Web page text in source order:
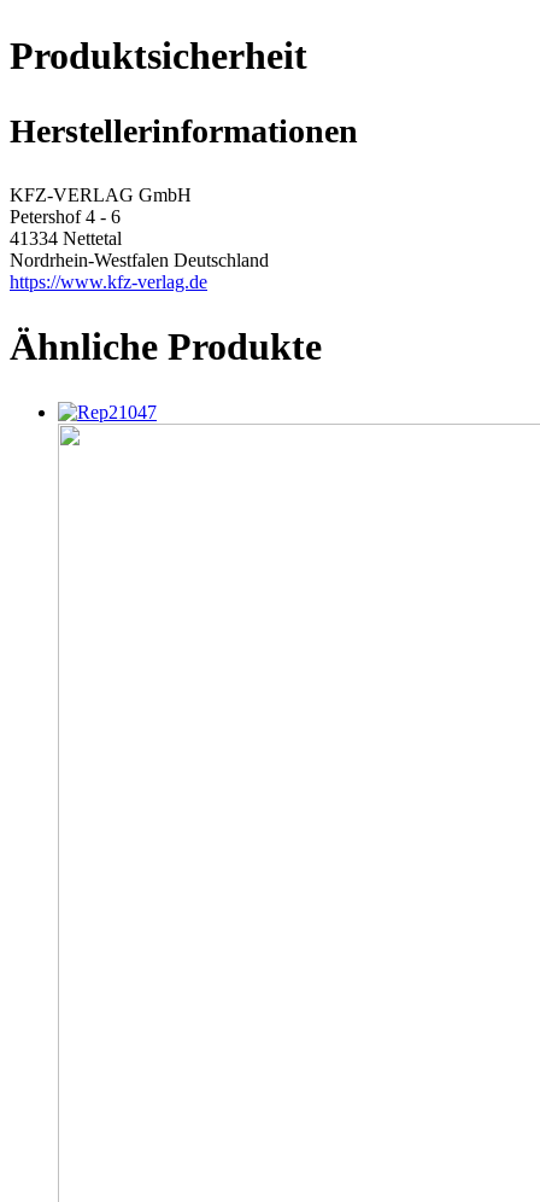
Produktsicherheit
Herstellerinformationen
KFZ-VERLAG GmbH
Petershof 4 - 6
41334 Nettetal
Nordrhein-Westfalen Deutschland
https://www.kfz-verlag.de
Ähnliche Produkte